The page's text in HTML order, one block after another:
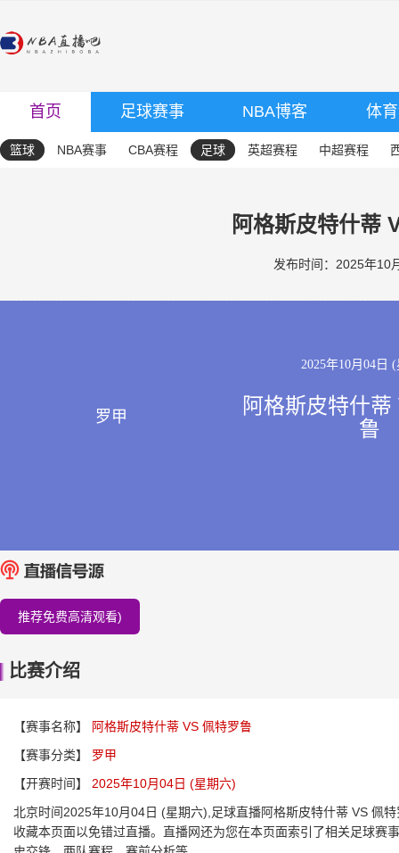
首页 足球赛事 NBA博客 体
篮球 NBA赛事 CBA赛程 足球 英超赛程 中超赛程
阿格斯皮特什蒂
发布时间：2025年10
2025年10月04日
罗甲
阿格斯皮特什
鲁
推荐免费高清观看)
比赛介绍
【赛事名称】
阿格斯皮特什蒂 VS 佩特罗鲁
【赛事分类】
罗甲
【开赛时间】
2025年10月04日 (星期六)
北京时间2025年10月04日 (星期六),足球直播阿格斯皮特什蒂 VS 佩
收藏本页面以免错过直播。直播网还为您在本页面索引了相关足球赛